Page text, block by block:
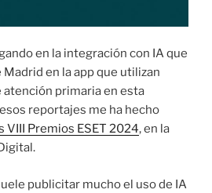
en la integración con IA que
en la app que utilizan
primaria en esta
reportajes me ha hecho
VIII Premios ESET 2024, en la
publicitar mucho el uso de IA